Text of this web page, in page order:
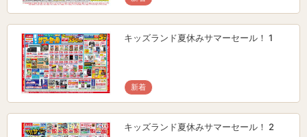
キッズランド夏休みサマーセール！ 1
新着
キッズランド夏休みサマーセール！ 2